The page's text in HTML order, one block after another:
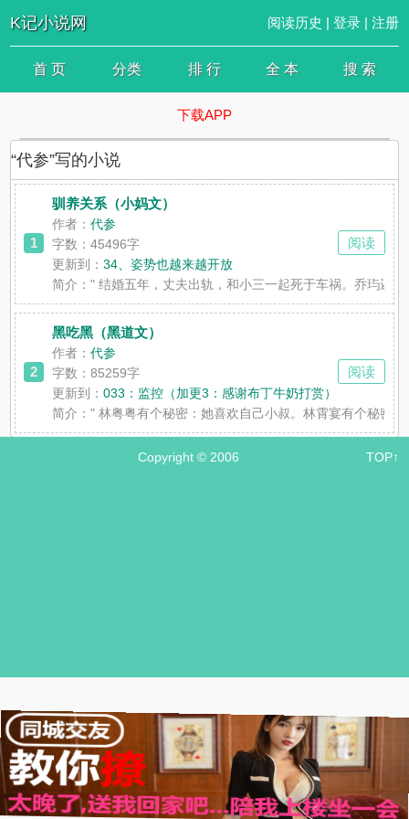
K记小说网 阅读历史 | 登录| 注册
首 页 分类 排 行 全 本 搜 索
下载APP
“代参”写的小说
1
驯养关系（小妈文）
作者：代参
字数：45496字
更新到：34、姿势也越来越开放
简介：" 结婚五年，丈夫出轨，和小三一起死于车祸。乔玙还
阅读
2
黑吃黑（黑道文）
作者：代参
字数：85259字
更新到：033：监控（加更3：感谢布丁牛奶打赏）
简介：" 林粤粤有个秘密：她喜欢自己小叔。林霄宴有个秘密
阅读
Copyright © 2006 TOP↑